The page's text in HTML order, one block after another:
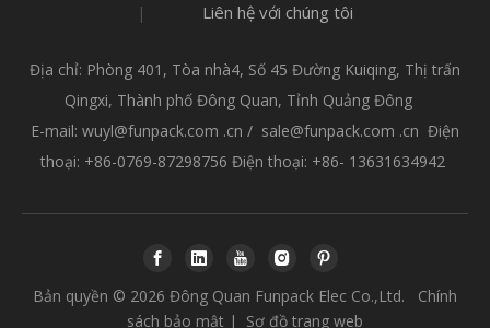
| Liên hệ với chúng tôi
Địa chỉ: Phòng 401, Tòa nhà4, Số 45 Đường Kuiqing, Thị trấn
Qingxi, Thành phố Đông Quan, Tỉnh Quảng Đông
E-mail: wuyl@funpack.com .cn / sale@funpack.com .cn Điện
thoại: +86-0769-87298756 Điện thoại: +86- 13631634942
Bản quyền © 2026 Đông Quan Funpack Elec Co.,Ltd. Chính
sách bảo mật | Sơ đồ trang web